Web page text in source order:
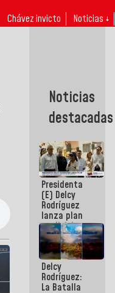
Chávez invicto Noticias ↓
Noticias
destacadas
Presidenta
(E) Delcy
Rodríguez
lanza plan
crediticio
con subsidio
a Juntas de
Condominio
Delcy
Rodríguez:
La Batalla